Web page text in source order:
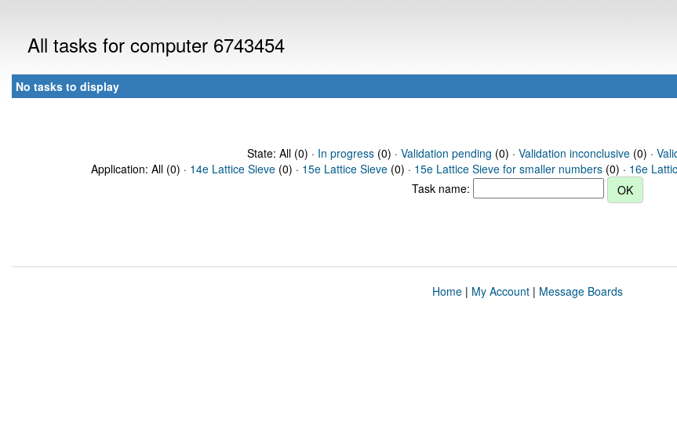
All tasks for computer 6743454
No tasks to display
State: All (0) · In progress(0) · Validation pending (0) · Validation inconclusive(0) ·
Application: All (0) · 14e Lattice Sieve (0) · 15e Lattice Sieve (0) · 15e Lattice Sieve for smaller numbers (0) · 16e
Task name:
Home| My Account| Message Boards